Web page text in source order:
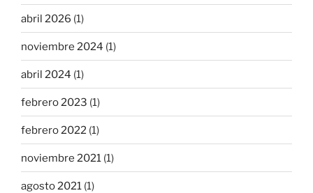
abril 2026 (1)
noviembre 2024 (1)
abril 2024 (1)
febrero 2023 (1)
febrero 2022 (1)
noviembre 2021 (1)
agosto 2021 (1)